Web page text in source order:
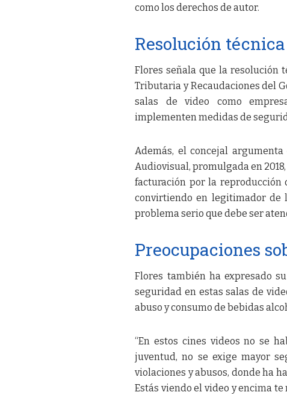
como los derechos de autor.
Resolución
Flores señala que la resolución
Tributaria y Recaudaciones del
salas de video como
implementen medidas de
Además, el concejal
Audiovisual, promulgada en
facturación por la reproducción
convirtiendo en legitimador de
problema serio que debe ser
Preocupaciones
Flores también ha expresado
seguridad en estas salas de
abuso y consumo de bebidas
“En estos cines videos no se
juventud, no se exige mayor
violaciones y abusos, donde ha
Estás viendo el video y encima